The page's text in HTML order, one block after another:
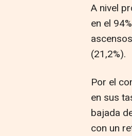
A nivel
en el
(21,2%).
Por el
en sus
bajada
con un